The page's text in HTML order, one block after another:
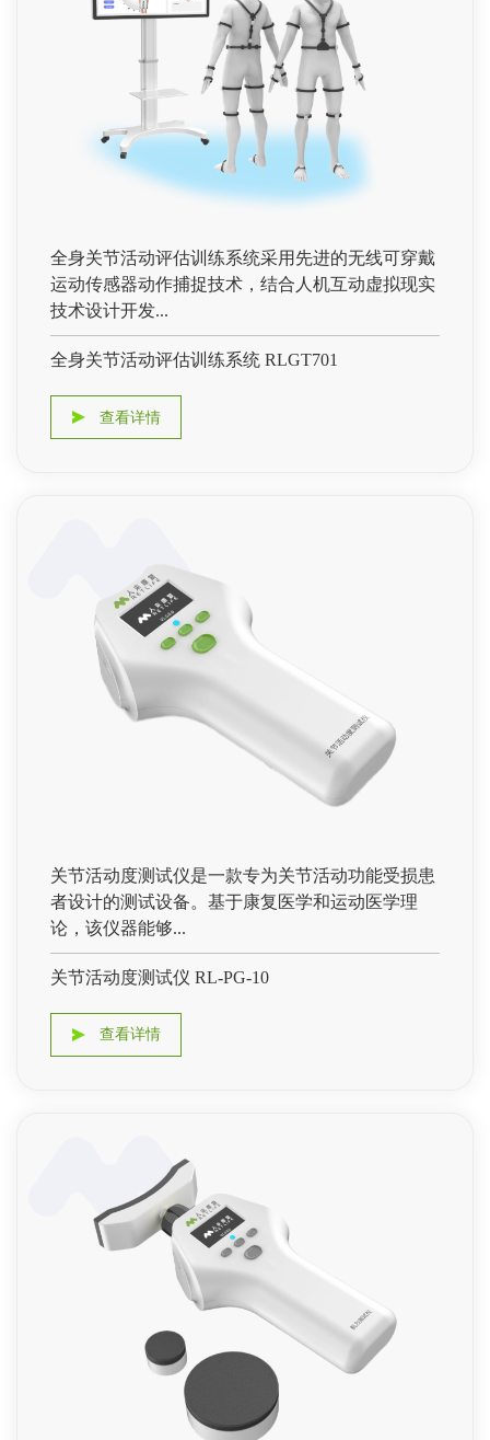
全身关节活动评估训练系统采用先进的无线可穿戴
运动传感器动作捕捉技术，结合人机互动虚拟现实
技术设计开发...
全身关节活动评估训练系统 RLGT701
查看详情
关节活动度测试仪是一款专为关节活动功能受损患
者设计的测试设备。基于康复医学和运动医学理
论，该仪器能够...
关节活动度测试仪 RL-PG-10
查看详情